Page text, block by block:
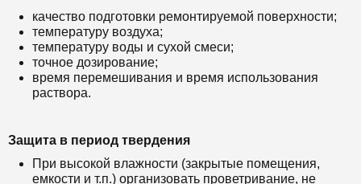
качество подготовки ремонтируемой поверхности;
температуру воздуха;
температуру воды и сухой смеси;
точное дозирование;
время перемешивания и время использования
раствора.
Защита в период твердения
При высокой влажности (закрытые помещения,
емкости и т.п.) организовать проветривание, не